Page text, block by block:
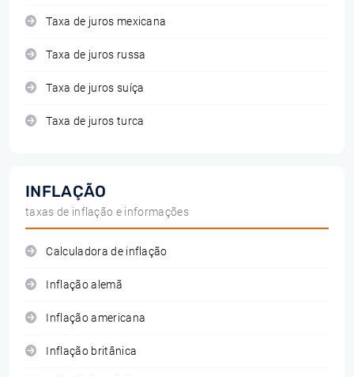
Taxa de juros mexicana
Taxa de juros russa
Taxa de juros suíça
Taxa de juros turca
INFLAÇÃO
taxas de inflação e informações
Calculadora de inflação
Inflação alemã
Inflação americana
Inflação britânica